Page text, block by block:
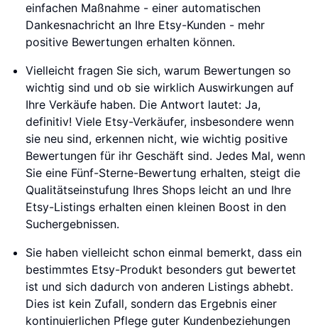
einfachen Maßnahme - einer automatischen
Dankesnachricht an Ihre Etsy-Kunden - mehr
positive Bewertungen erhalten können.
Vielleicht fragen Sie sich, warum Bewertungen so
wichtig sind und ob sie wirklich Auswirkungen auf
Ihre Verkäufe haben. Die Antwort lautet: Ja,
definitiv! Viele Etsy-Verkäufer, insbesondere wenn
sie neu sind, erkennen nicht, wie wichtig positive
Bewertungen für ihr Geschäft sind. Jedes Mal, wenn
Sie eine Fünf-Sterne-Bewertung erhalten, steigt die
Qualitätseinstufung Ihres Shops leicht an und Ihre
Etsy-Listings erhalten einen kleinen Boost in den
Suchergebnissen.
Sie haben vielleicht schon einmal bemerkt, dass ein
bestimmtes Etsy-Produkt besonders gut bewertet
ist und sich dadurch von anderen Listings abhebt.
Dies ist kein Zufall, sondern das Ergebnis einer
kontinuierlichen Pflege guter Kundenbeziehungen